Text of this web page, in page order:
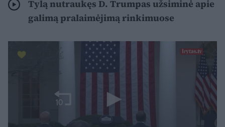
Tylą nutraukęs D. Trumpas užsiminė apie
galimą pralaimėjimą rinkimuose